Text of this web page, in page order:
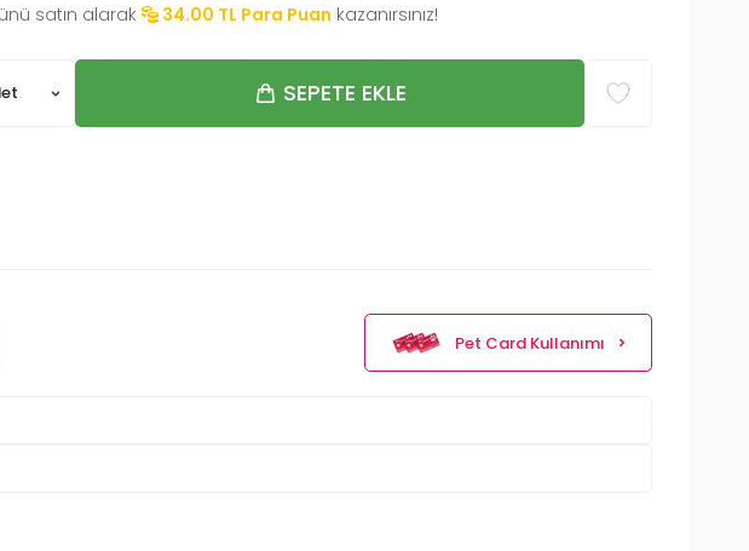
satın alarak 34.00 TL Para Puan kazanırsınız!
SEPETE EKLE
Pet Card Kullanımı